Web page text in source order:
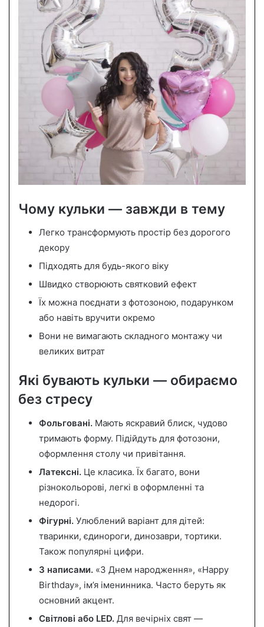
Чому кульки — завжди в тему
Легко трансформують простір без дорогого
декору
Підходять для будь-якого віку
Швидко створюють святковий ефект
Їх можна поєднати з фотозоною, подарунком
або навіть вручити окремо
Вони не вимагають складного монтажу чи
великих витрат
Які бувають кульки — обираємо
без стресу
Фольговані. Мають яскравий блиск, чудово
тримають форму. Підійдуть для фотозони,
оформлення столу чи привітання.
Латексні. Це класика. Їх багато, вони
різнокольорові, легкі в оформленні та
недорогі.
Фігурні. Улюблений варіант для дітей:
тваринки, єдинороги, динозаври, тортики.
Також популярні цифри.
З написами. «З Днем народження», «Happy
Birthday», ім’я іменинника. Часто беруть як
основний акцент.
Світлові або LED. Для вечірніх свят —